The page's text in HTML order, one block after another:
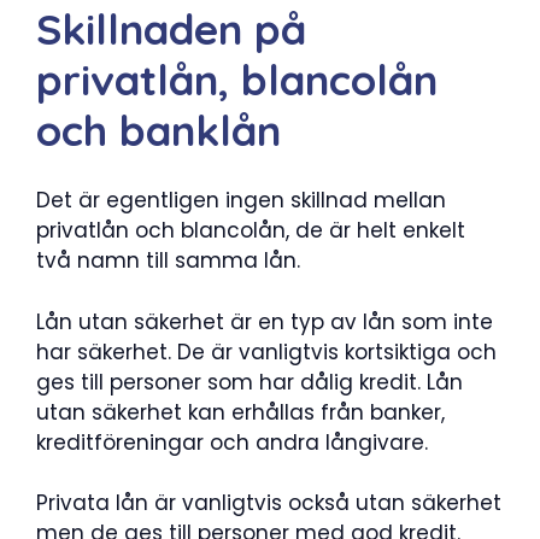
Skillnaden på
privatlån, blancolån
och banklån
Det är egentligen ingen skillnad mellan
privatlån och blancolån, de är helt enkelt
två namn till samma lån.
Lån utan säkerhet är en typ av lån som inte
har säkerhet. De är vanligtvis kortsiktiga och
ges till personer som har dålig kredit. Lån
utan säkerhet kan erhållas från banker,
kreditföreningar och andra långivare.
Privata lån är vanligtvis också utan säkerhet
men de ges till personer med god kredit.